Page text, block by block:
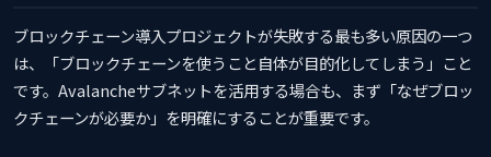
ブロックチェーン導入プロジェクトが失敗する最も多い原因の一つ
は、「ブロックチェーンを使うこと自体が目的化してしまう」こと
です。Avalancheサブネットを活用する場合も、まず「なぜブロッ
クチェーンが必要か」を明確にすることが重要です。